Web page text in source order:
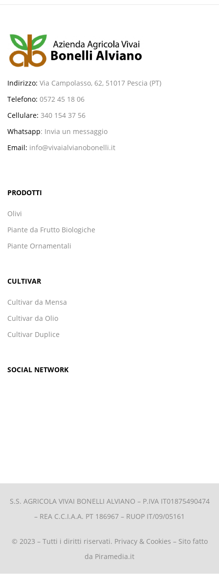
Indirizzo: Via Campolasso, 62, 51017 Pescia (PT)
Telefono: 0572 45 18 06
Cellulare: 340 154 37 56
Whatsapp: Invia un messaggio
Email: info@vivaialvianobonelli.it
PRODOTTI
Olivi
Piante da Frutto Biologiche
Piante Ornamentali
CULTIVAR
Cultivar da Mensa
Cultivar da Olio
Cultivar Duplice
SOCIAL NETWORK
S.S. AGRICOLA VIVAI BONELLI ALVIANO – P.IVA IT01875490474
– REA C.C.I.A.A. PT 186967 – RUOP IT/09/05161
© 2023 – Tutti i diritti riservati. Privacy & Cookies – Sito fatto
da Piramedia.it